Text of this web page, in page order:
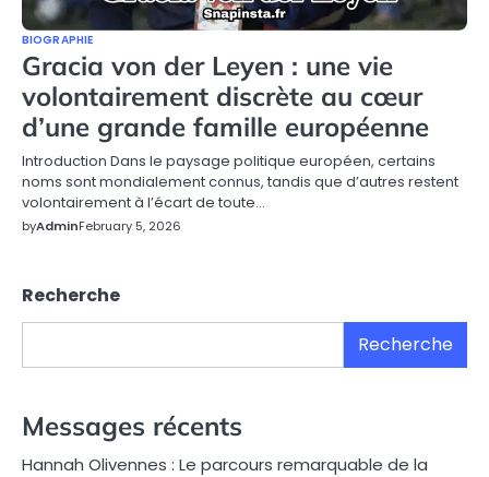
BIOGRAPHIE
Gracia von der Leyen : une vie
volontairement discrète au cœur
d’une grande famille européenne
Introduction Dans le paysage politique européen, certains
noms sont mondialement connus, tandis que d’autres restent
volontairement à l’écart de toute…
byAdminFebruary 5, 2026
Recherche
Recherche
Messages récents
Hannah Olivennes : Le parcours remarquable de la